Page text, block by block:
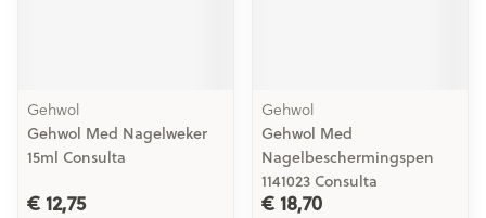
Gehwol
Gehwol Med Nagelweker
15ml Consulta
€ 12,75
Gehwol
Gehwol Med
Nagelbeschermingspen
1141023 Consulta
€ 18,70